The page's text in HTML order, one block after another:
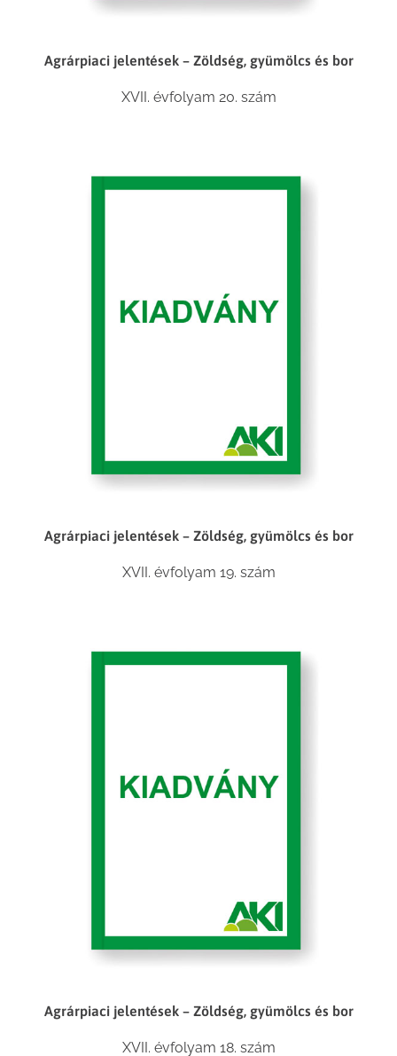
Agrárpiaci jelentések – Zöldség, gyümölcs és bor
XVII. évfolyam 20. szám
Agrárpiaci jelentések – Zöldség, gyümölcs és bor
XVII. évfolyam 19. szám
Agrárpiaci jelentések – Zöldség, gyümölcs és bor
XVII. évfolyam 18. szám